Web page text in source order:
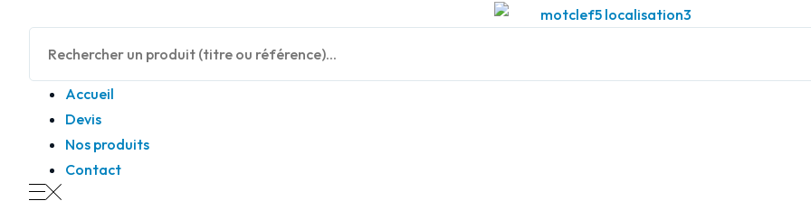
Accueil
Devis
Nos produits
Contact